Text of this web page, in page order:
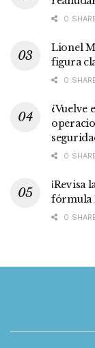
0
Lionel
figura
0
¿Vuelve
0
¡Revisa
fórmula
0